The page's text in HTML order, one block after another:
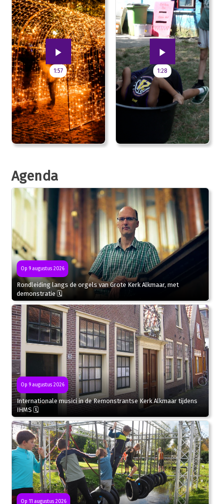
1:57 1:28
Agenda
Op 9 augustus 2026
Rondleiding langs de orgels van Grote Kerk Alkmaar, met
demonstratie 🗓
Op 9 augustus 2026
Internationale musici in de Remonstrantse Kerk Alkmaar tijdens
IHMS 🗓
Op 11 augustus 2026